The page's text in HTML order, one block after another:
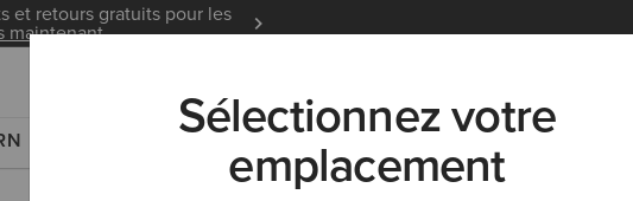
et retours gratuits pour les
maintenant
NOUVEAUTÉS & SÉLECTIONS ARIAT LIFE
Sélectionnez votre
emplacement